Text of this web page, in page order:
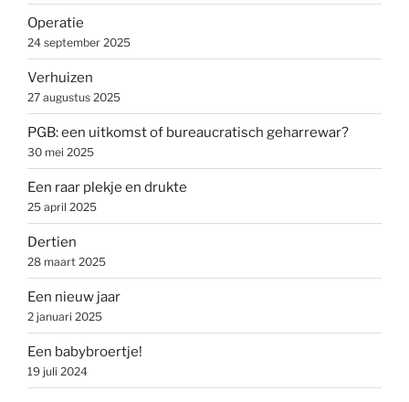
Operatie
24 september 2025
Verhuizen
27 augustus 2025
PGB: een uitkomst of bureaucratisch geharrewar?
30 mei 2025
Een raar plekje en drukte
25 april 2025
Dertien
28 maart 2025
Een nieuw jaar
2 januari 2025
Een babybroertje!
19 juli 2024